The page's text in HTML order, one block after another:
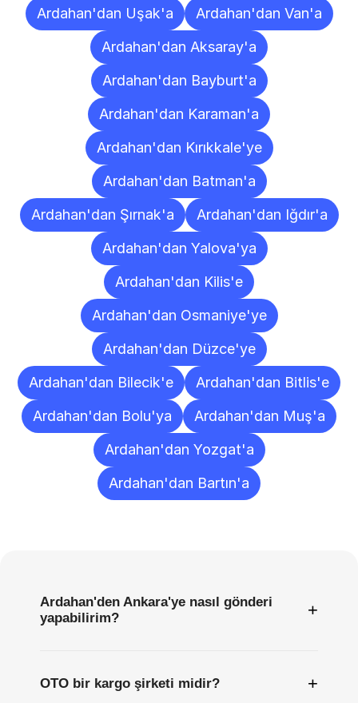
Ardahan'dan Uşak'a
Ardahan'dan Van'a
Ardahan'dan Aksaray'a
Ardahan'dan Bayburt'a
Ardahan'dan Karaman'a
Ardahan'dan Kırıkkale'ye
Ardahan'dan Batman'a
Ardahan'dan Şırnak'a
Ardahan'dan Iğdır'a
Ardahan'dan Yalova'ya
Ardahan'dan Kilis'e
Ardahan'dan Osmaniye'ye
Ardahan'dan Düzce'ye
Ardahan'dan Bilecik'e
Ardahan'dan Bitlis'e
Ardahan'dan Bolu'ya
Ardahan'dan Muş'a
Ardahan'dan Yozgat'a
Ardahan'dan Bartın'a
Ardahan'den Ankara'ye nasıl gönderi
yapabilirim?
+
OTO bir kargo şirketi midir? +